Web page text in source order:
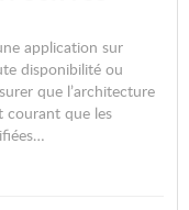
application sur
disponibilité ou
que l’architecture
courant que les